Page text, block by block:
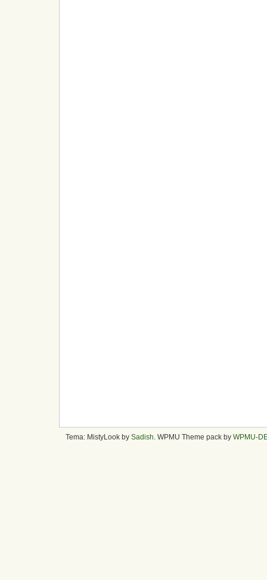
Tema: MistyLook by Sadish . WPMU Theme pack by WPMU-